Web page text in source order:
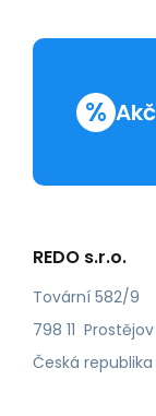
%
REDO s.r.o.
Tovární 582/9
798 11
Česká republika